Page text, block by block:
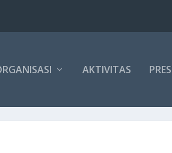
AKTIVITAS